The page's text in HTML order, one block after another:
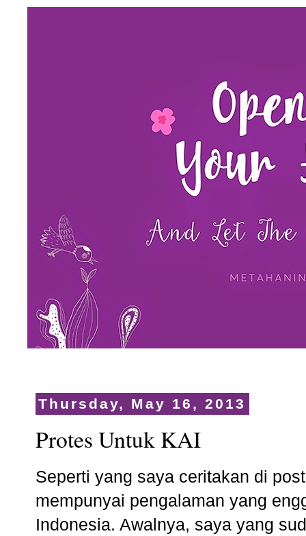
Thursday, May 16, 2013
Protes Untuk KAI
Seperti yang saya ceritakan di
mempunyai pengalaman yang
Indonesia. Awalnya, saya yang